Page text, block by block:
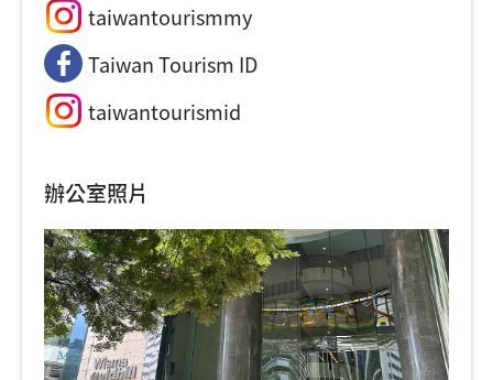
taiwantourismmy
Taiwan Tourism ID
taiwantourismid
辦公室照片